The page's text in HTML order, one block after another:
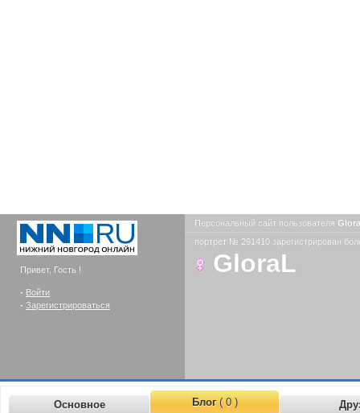
Привет, Гость !
- Войти
- Зарегистрироваться
Персональный сайт пользователя
портрет № 291410 зарегистрирован
GloraL
Основное Блог( 0 )